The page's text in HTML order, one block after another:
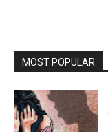
MOST POPULAR